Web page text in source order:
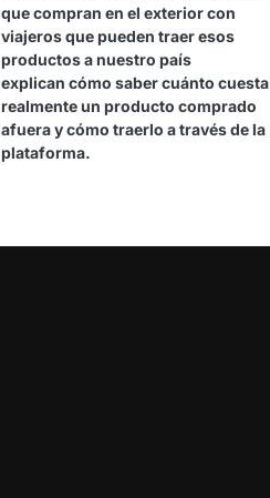
que compran en el exterior con
viajeros que pueden traer esos
productos a nuestro país
explican cómo saber cuánto cuesta
realmente un producto comprado
afuera y cómo traerlo a través de la
plataforma.